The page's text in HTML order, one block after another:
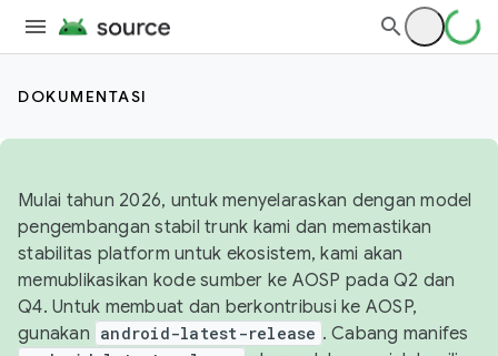
DOKUMENTASI
Mulai tahun 2026, untuk menyelaraskan dengan model
pengembangan stabil trunk kami dan memastikan
stabilitas platform untuk ekosistem, kami akan
memublikasikan kode sumber ke AOSP pada Q2 dan
Q4. Untuk membuat dan berkontribusi ke AOSP,
gunakan android-latest-release . Cabang manifes